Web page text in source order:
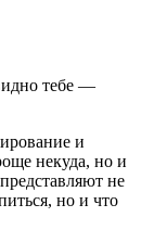
тебе —
и
некуда, но и
не
но и что